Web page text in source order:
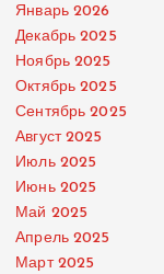
Январь 2026
Декабрь 2025
Ноябрь 2025
Октябрь 2025
Сентябрь 2025
Август 2025
Июль 2025
Июнь 2025
Май 2025
Апрель 2025
Март 2025